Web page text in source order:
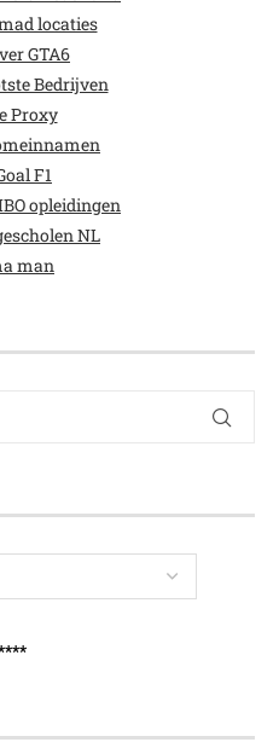
locaties
GTA6
Bedrijven
Proxy
F1
opleidingen
NL
man